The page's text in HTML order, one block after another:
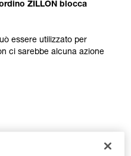
compreso le
tecnica per poter
tecniche richiede una
specifico.
la vostra
relative alla vostra
altre che non
ZILLON blocca
essere utilizzato per
ci sarebbe alcuna azione